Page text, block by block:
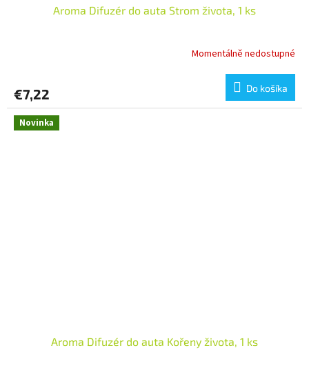
Aroma Difuzér do auta Strom života, 1 ks
Momentálně nedostupné
€7,22 Do košíka
Novinka
Aroma Difuzér do auta Kořeny života, 1 ks